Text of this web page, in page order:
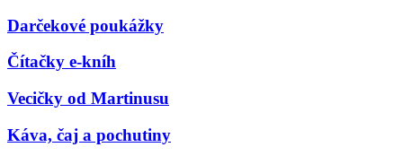
Darčekové poukážky
Čítačky e-kníh
Vecičky od Martinusu
Káva, čaj a pochutiny